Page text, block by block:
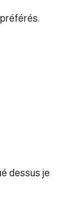
dessus je